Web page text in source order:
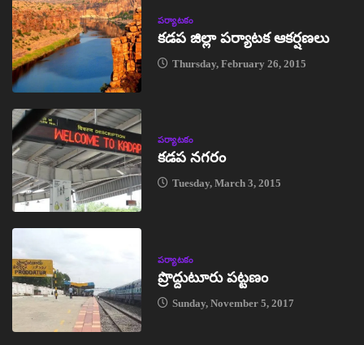
పర్యాటకం
కడప జిల్లా పర్యాటక ఆకర్షణలు
Thursday, February 26, 2015
పర్యాటకం
కడప నగరం
Tuesday, March 3, 2015
పర్యాటకం
ప్రొద్దుటూరు పట్టణం
Sunday, November 5, 2017